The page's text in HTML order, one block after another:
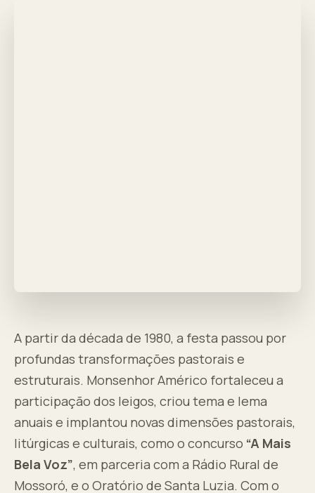
A partir da década de 1980, a festa passou por
profundas transformações pastorais e
estruturais. Monsenhor Américo fortaleceu a
participação dos leigos, criou tema e lema
anuais e implantou novas dimensões pastorais,
litúrgicas e culturais, como o concurso “A Mais
Bela Voz”, em parceria com a Rádio Rural de
Mossoró, e o Oratório de Santa Luzia. Com o